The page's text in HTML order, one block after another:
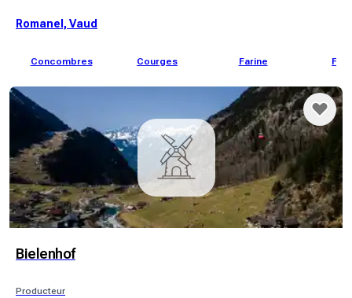
Romanel, Vaud
Concombres Courges Farine
Bielenhof
Producteur